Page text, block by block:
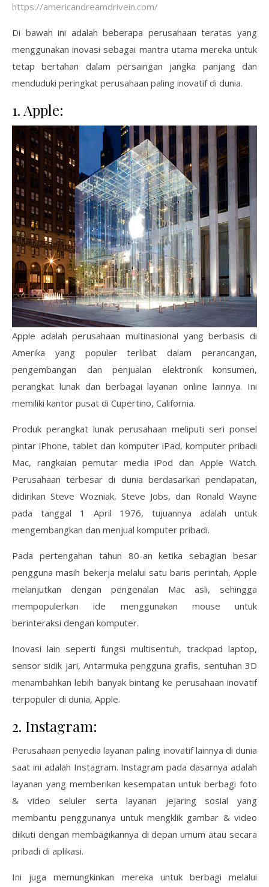
https://americandreamdrivein.com/
Di bawah ini adalah beberapa perusahaan teratas yang
menggunakan inovasi sebagai mantra utama mereka untuk
tetap bertahan dalam persaingan jangka panjang dan
menduduki peringkat perusahaan paling inovatif di dunia.
1. Apple:
Apple adalah perusahaan multinasional yang berbasis di
Amerika yang populer terlibat dalam perancangan,
pengembangan dan penjualan elektronik konsumen,
perangkat lunak dan berbagai layanan online lainnya. Ini
memiliki kantor pusat di Cupertino, California.
Produk perangkat lunak perusahaan meliputi seri ponsel
pintar iPhone, tablet dan komputer iPad, komputer pribadi
Mac, rangkaian pemutar media iPod dan Apple Watch.
Perusahaan terbesar di dunia berdasarkan pendapatan,
didirikan Steve Wozniak, Steve Jobs, dan Ronald Wayne
pada tanggal 1 April 1976, tujuannya adalah untuk
mengembangkan dan menjual komputer pribadi.
Pada pertengahan tahun 80-an ketika sebagian besar
pengguna masih bekerja melalui satu baris perintah, Apple
melanjutkan dengan pengenalan Mac asli, sehingga
mempopulerkan ide menggunakan mouse untuk
berinteraksi dengan komputer.
Inovasi lain seperti fungsi multisentuh, trackpad laptop,
sensor sidik jari, Antarmuka pengguna grafis, sentuhan 3D
menambahkan lebih banyak bintang ke perusahaan inovatif
terpopuler di dunia, Apple.
2. Instagram:
Perusahaan penyedia layanan paling inovatif lainnya di dunia
saat ini adalah Instagram. Instagram pada dasarnya adalah
layanan yang memberikan kesempatan untuk berbagi foto
& video seluler serta layanan jejaring sosial yang
membantu penggunanya untuk mengklik gambar & video
diikuti dengan membagikannya di depan umum atau secara
pribadi di aplikasi.
Ini juga memungkinkan mereka untuk berbagi melalui